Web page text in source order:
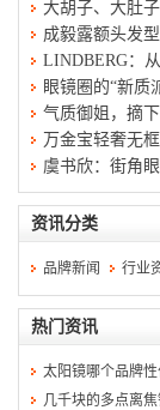
大胡子、大肚
成毅露额头发型
LINDBERG：
眼镜圈的“新质
气质御姐，摘
万金宝轻奢无
虞书欣：街角
资讯分类
品牌新闻 行业
热门资讯
太阳镜哪个品牌
几千块的多点离